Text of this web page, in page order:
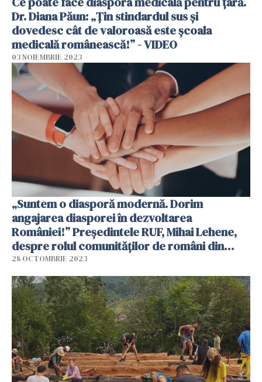
Dr. Diana Păun: „Țin stindardul sus și
dovedesc cât de valoroasă este școala
medicală românească!” - VIDEO
03 NOIEMBRIE 2023
„Suntem o diasporă modernă. Dorim
angajarea diasporei în dezvoltarea
României!” Președintele RUF, Mihai Lehene,
despre rolul comunităților de români din
străinătate / VIDEO
28 OCTOMBRIE 2023